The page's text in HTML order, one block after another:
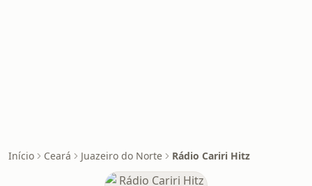
Início Ceará Juazeiro do Norte Rádio Cariri Hitz